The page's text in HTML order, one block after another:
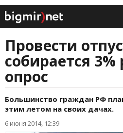
Провести
собирается 3%
опрос
Большинство граждан РФ
этим летом на своих дачах.
6 июня 2014, 12:39